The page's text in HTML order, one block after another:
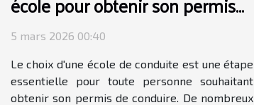
de conduire ?
5 mars 2026 00:40
Le choix d'une école de conduite est une étape
essentielle pour toute personne souhaitant
obtenir son permis de conduire. De nombreux